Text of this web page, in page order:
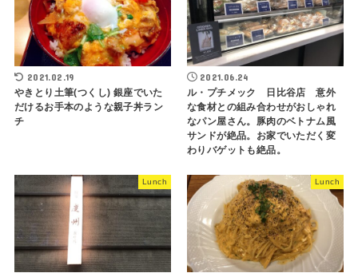
2021.02.19
やきとり土筆(つくし) 銀座でいた
だけるお手本のような親子丼ラン
チ
2021.06.24
ル・プチメック 日比谷店 意外
な食材との組み合わせがおしゃれ
なパン屋さん。豚肉のベトナム風
サンドが絶品。お家でいただく変
わりバゲットも絶品。
Lunch Lunch